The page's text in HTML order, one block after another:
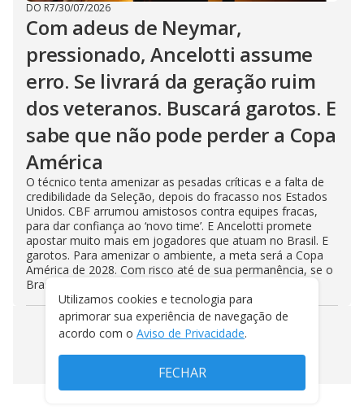
DO R7/30/07/2026
Com adeus de Neymar,
pressionado, Ancelotti assume
erro. Se livrará da geração ruim
dos veteranos. Buscará garotos. E
sabe que não pode perder a Copa
América
O técnico tenta amenizar as pesadas críticas e a falta de
credibilidade da Seleção, depois do fracasso nos Estados
Unidos. CBF arrumou amistosos contra equipes fracas,
para dar confiança ao ‘novo time’. E Ancelotti promete
apostar muito mais em jogadores que atuam no Brasil. E
garotos. Para amenizar o ambiente, a meta será a Copa
América de 2028. Com risco até de sua permanência, se o
Brasil perder
Utilizamos cookies e tecnologia para
aprimorar sua experiência de navegação de
acordo com o Aviso de Privacidade.
FECHAR